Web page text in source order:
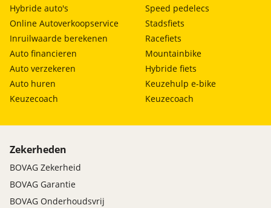
Hybride auto's
Online Autoverkoopservice
Inruilwaarde berekenen
Auto financieren
Auto verzekeren
Auto huren
Keuzecoach
Speed pedelecs
Stadsfiets
Racefiets
Mountainbike
Hybride fiets
Keuzehulp e-bike
Keuzecoach
Zekerheden
BOVAG Zekerheid
BOVAG Garantie
BOVAG Onderhoudsvrij